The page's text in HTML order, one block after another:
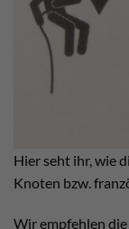
Hier seht ihr, wie
Knoten bzw.
Wir empfehlen